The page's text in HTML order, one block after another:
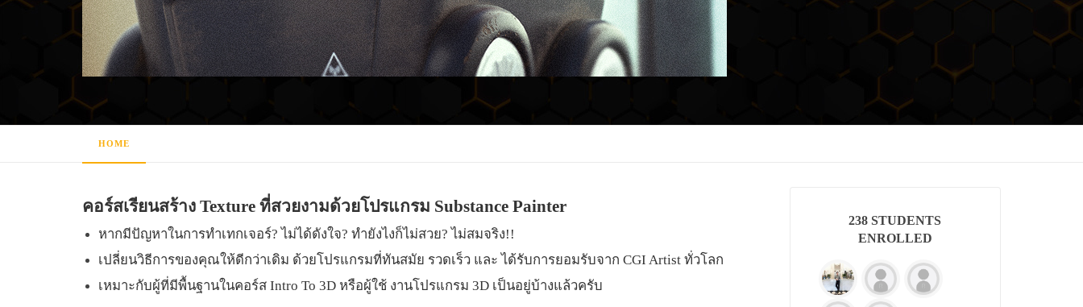
HOME
คอร์สเรียนสร้าง Texture ที่สวยงามด้วยโปรแกรม Substance Painter
หากมีปัญหาในการทำเทกเจอร์? ไม่ได้ดังใจ? ทำยังไงก็ไม่สวย? ไม่สมจริง!!
เปลี่ยนวิธีการของคุณให้ดีกว่าเดิม ด้วยโปรแกรมที่ทันสมัย รวดเร็ว และ ได้รับการยอมรับจาก CGI Artist ทั่วโลก
เหมาะกับผู้ที่มีพื้นฐานในคอร์ส Intro To 3D หรือผู้ใช้ งานโปรแกรม 3D เป็นอยู่บ้างแล้วครับ
238 STUDENTS
ENROLLED